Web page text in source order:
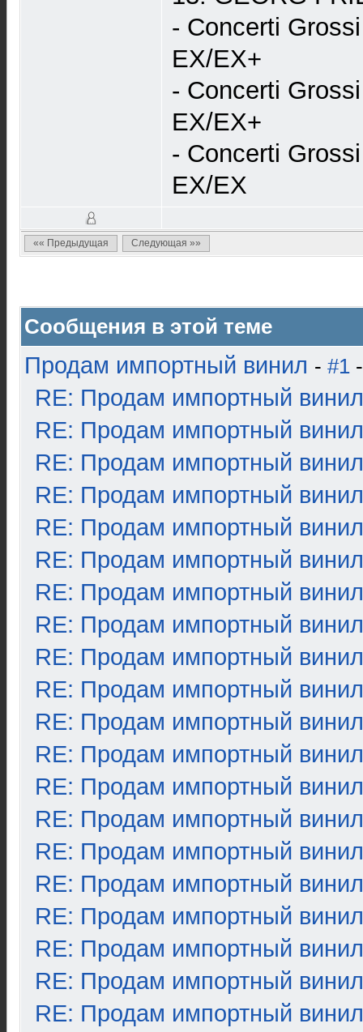
- Concerti
EX/EX+
- Concerti
EX/EX+
- Concerti
EX/EX
«« Предыдущая Следующая »»
Сообщения в этой теме
Продам импортный винил - #1
RE: Продам импортный винил
RE: Продам импортный винил
RE: Продам импортный винил
RE: Продам импортный винил
RE: Продам импортный винил
RE: Продам импортный винил
RE: Продам импортный винил
RE: Продам импортный винил
RE: Продам импортный винил
RE: Продам импортный винил
RE: Продам импортный винил
RE: Продам импортный винил
RE: Продам импортный винил
RE: Продам импортный винил
RE: Продам импортный винил
RE: Продам импортный винил
RE: Продам импортный винил
RE: Продам импортный винил
RE: Продам импортный винил
RE: Продам импортный винил